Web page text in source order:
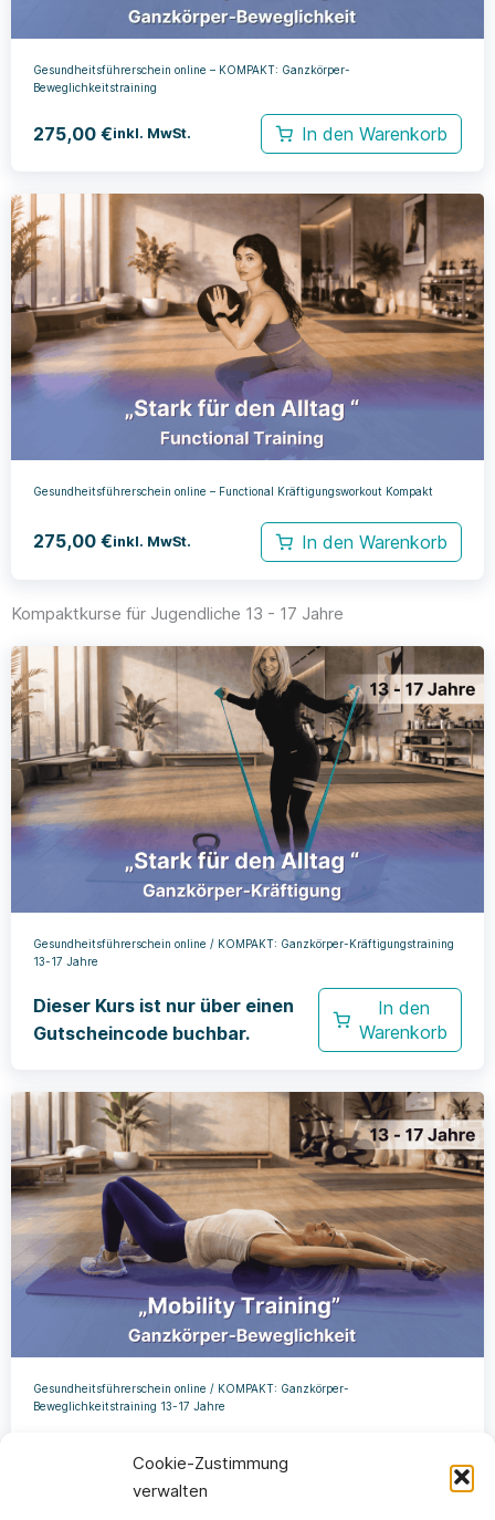
Cookie-Zustimmung
verwalten
Gesundheitsführerschein online – KOMPAKT: Ganzkörper-
Beweglichkeitstraining
275,00 €inkl. MwSt. In den Warenkorb
Gesundheitsführerschein online – Functional Kräftigungsworkout Kompakt
275,00 €inkl. MwSt. In den Warenkorb
Kompaktkurse für Jugendliche 13 - 17 Jahre​
Gesundheitsführerschein online / KOMPAKT: Ganzkörper-Kräftigungstraining
13-17 Jahre
Dieser Kurs ist nur über einen
Gutscheincode buchbar.
In den
Warenkorb
Gesundheitsführerschein online / KOMPAKT: Ganzkörper-
Beweglichkeitstraining 13-17 Jahre